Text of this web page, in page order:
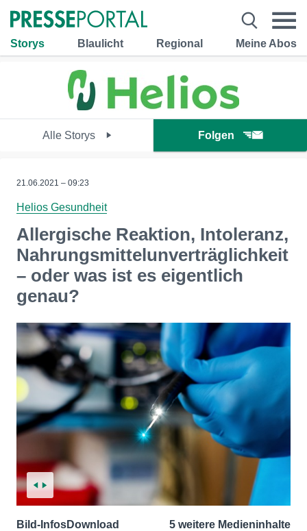
Storys Blaulicht Regional Meine Abos
Alle Storys Folgen
21.06.2021 – 09:23
Helios Gesundheit
Allergische Reaktion, Intoleranz,
Nahrungsmittelunverträglichkeit
– oder was ist es eigentlich
genau?
Bild-InfosDownload 5 weitere Medieninhalte